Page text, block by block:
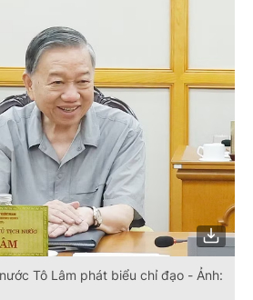
Tô Lâm phát biểu chỉ đạo - Ảnh: